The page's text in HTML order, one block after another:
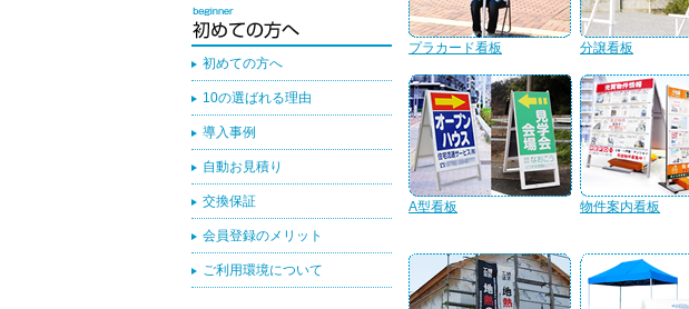
プラカード看板 分譲看板
A型看板 物件案内看板
初めての方へ
10の選ばれる理由
導入事例
自動お見積り
交換保証
会員登録のメリット
ご利用環境について